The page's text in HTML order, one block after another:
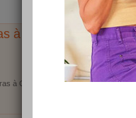
3
2
1
à Courbevoie
à Courbevoie. Il y a aussi un
voir